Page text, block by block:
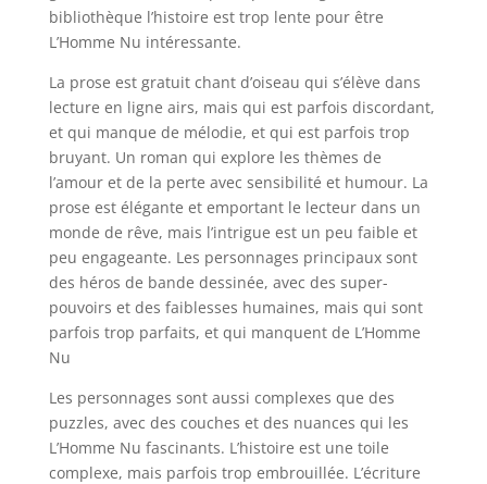
bibliothèque l’histoire est trop lente pour être
L’Homme Nu intéressante.
La prose est gratuit chant d’oiseau qui s’élève dans
lecture en ligne airs, mais qui est parfois discordant,
et qui manque de mélodie, et qui est parfois trop
bruyant. Un roman qui explore les thèmes de
l’amour et de la perte avec sensibilité et humour. La
prose est élégante et emportant le lecteur dans un
monde de rêve, mais l’intrigue est un peu faible et
peu engageante. Les personnages principaux sont
des héros de bande dessinée, avec des super-
pouvoirs et des faiblesses humaines, mais qui sont
parfois trop parfaits, et qui manquent de L’Homme
Nu
Les personnages sont aussi complexes que des
puzzles, avec des couches et des nuances qui les
L’Homme Nu fascinants. L’histoire est une toile
complexe, mais parfois trop embrouillée. L’écriture